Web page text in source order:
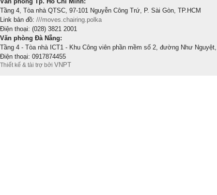
Tầng 4, Tòa nhà QTSC, 97-101 Nguyễn Công Trứ, P. Sài Gòn, TP.HCM
Link bản đồ: ///moves.chairing.polka
Điện thoại: (028) 3821 2001
Văn phòng Đà Nẵng:
Tầng 4 - Tòa nhà ICT1 - Khu Công viên phần mềm số 2, đường Như
Điện thoại: 0917874455
Thiết kế & tài trợ bởi VNPT